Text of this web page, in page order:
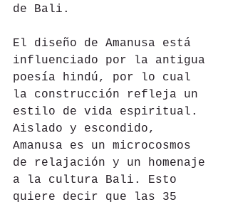
de Bali.
El diseño de Amanusa está
influenciado por la antigua
poesía hindú, por lo cual
la construcción refleja un
estilo de vida espiritual.
Aislado y escondido,
Amanusa es un microcosmos
de relajación y un homenaje
a la cultura Bali. Esto
quiere decir que las 35